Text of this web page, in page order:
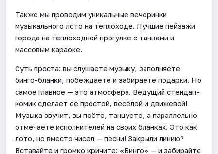
Также мы проводим уникальные вечеринки
музыкального лото на теплоходе. Лучшие пейзажи
города на теплоходной прогулке с танцами и
массовым караоке.
Суть проста: вы слушаете музыку, заполняете
бинго-бланки, побеждаете и забираете подарки. Но
самое главное — это атмосфера. Ведущий стендап-
комик сделает её простой, весёлой и движевой!
Музыка звучит, вы поёте, танцуете, а параллельно
отмечаете исполнителей на своих бланках. Это как
лото, но вместо чисел — песни! Закрыли линию?
Вставайте и громко кричите: «Бинго» — и забирайте